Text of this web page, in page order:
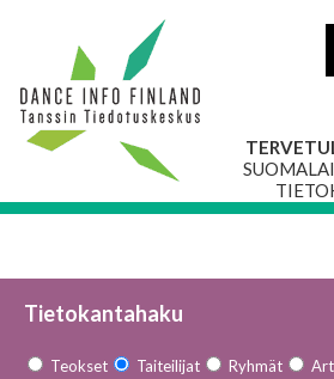
Tietokantahaku
Teokset Taiteilijat Ryhmät